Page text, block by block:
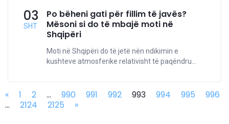
03
SHT
Po bëheni gati për fillim të javës?
Mësoni si do të mbajë moti në
Shqipëri
Moti në Shqipëri do të jetë nën ndikimin e
kushteve atmosferike relativisht të paqëndru...
« 1 2 ... 990 991 992 993 994 995
996
...
2124 2125 »